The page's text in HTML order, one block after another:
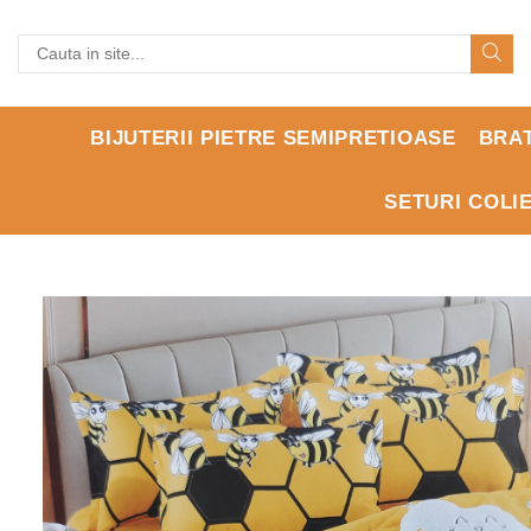
BIJUTERII PIETRE SEMIPRETIOASE
SETURI